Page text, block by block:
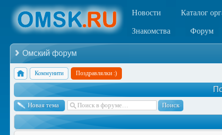
Новости Каталог
Знакомства Форум
Омский форум
Коммунити Поздравлялки :)
Новая тема